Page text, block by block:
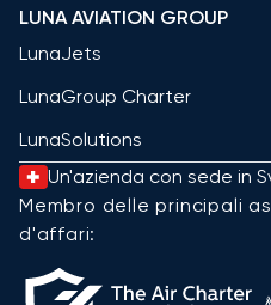
LUNA AVIATION GROUP
LunaJets
LunaGroup Charter
LunaSolutions
Un'azienda con sede in
Membro delle principali
d'affari: